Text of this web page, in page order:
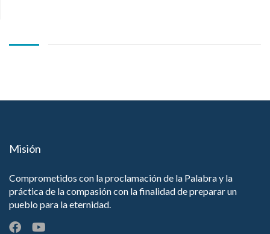
Misión
Comprometidos con la proclamación de la Palabra y la
práctica de la compasión con la finalidad de preparar un
pueblo para la eternidad.